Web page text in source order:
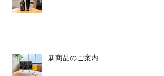
新商品のご案内